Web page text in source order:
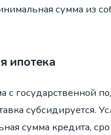
сумма из
ипотека
с государственной
субсидируется.
сумма кредита,